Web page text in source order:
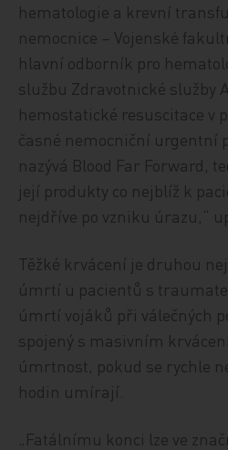
hematologie a krevní
nemocnice – Vojenské
hlavní odborník pro
službu Zdravotnické služby
hemostatické resuscitace v
časné nemocniční urgentní
nazývá Blood Far Forward,
její produkty co nejblíž k
nejdříve po vzniku úrazu,“
Těžké krvácení je druhou
úmrtí u pacientů s
úmrtí vojáků při válečných
spojený s masivním
úmrtnost, pokud se rychle
hodin umírají.
„Fatálnímu konci lze ve